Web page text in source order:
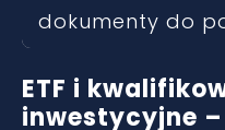
dokumenty do
ETF i
inwestycyjne